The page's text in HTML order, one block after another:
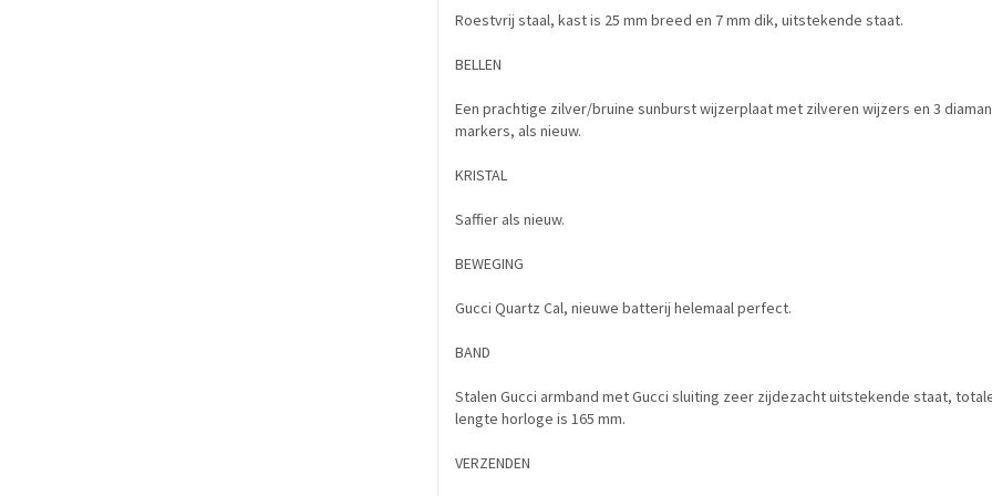
Roestvrij staal, kast is 25 mm breed en 7 mm dik, uitstekende staat.
BELLEN
Een prachtige zilver/bruine sunburst wijzerplaat met zilveren wijzers en 3
markers, als nieuw.
KRISTAL
Saffier als nieuw.
BEWEGING
Gucci Quartz Cal, nieuwe batterij helemaal perfect.
BAND
Stalen Gucci armband met Gucci sluiting zeer zijdezacht uitstekende staat,
lengte horloge is 165 mm.
VERZENDEN